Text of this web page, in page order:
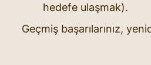
hedefe ulaşmak).
Geçmiş başarılarınız,